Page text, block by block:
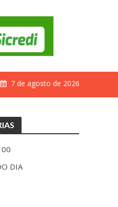
7 de agosto de 2026
DIA